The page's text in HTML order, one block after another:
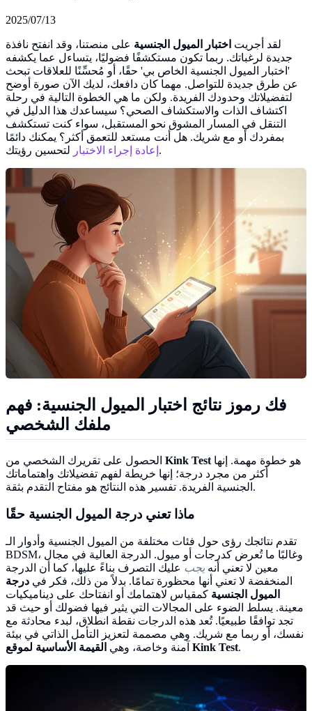
2025/07/13
لقد أجريت اختبار الميول الجنسية على منصتنا، وقد انفتح نافذة
جديدة لرغباتك. ربما تكون مستكشفًا فضوليًا، يتساءل عما يكشفه
'اختبار الميول الجنسية الخاص بي' حقًا، أو مُحسِّنًا للعلاقات تبحث
عن طرق جديدة للتواصل. مهما كان دافعك، لديك الآن صورة أوضح
لتفضيلاتك وحدودك الفريدة. ولكن ما هي الخطوة التالية في رحلة
اكتشاف الذات والاستكشاف الصحي؟ سيساعدك هذا الدليل في
التنقل في المسار المشوق نحو المستقبل، سواء كنت تستكشف
بمفردك أو مع شريك. هل أنت مستعد للتعمق أكثر؟ يمكنك دائمًا
إعادة إجراء الاختبار لتحسين رؤيتك.
فك رموز نتائج اختبار الميول الجنسية: فهم
ملفك الشخصي
Kink Test
أكثر من مجرد درجة؛ إنها خريطة لفهم تفضيلاتك واهتماماتك
الجنسية الفريدة. تفسير هذه النتائج هو مفتاح التقدم بثقة.
ماذا تعني درجة الميول الجنسية حقًا
تقدم نتائجك رؤى حول فئات مختلفة من الميول الجنسية وأدوار الـ
BDSM، وغالبًا ما تُعرض كدرجات أو ميول. الدرجة العالية في مجال
معين لا تعني أنه يجب عليك التصرف بناءً عليها، كما أن الدرجة
المنخفضة لا تعني أنها محظورة تمامًا. بدلاً من ذلك، فكر في درجة
الميول الجنسية كمقياس لاهتمامك أو انفتاحك على ديناميكيات
معينة. يسلط الضوء على المجالات التي يثير فيها فضولك أو حيث قد
تجد توافقًا طبيعيًا. تُعد هذه الدرجات نقطة انطلاق، لبدء محادثة مع
نفسك، أو ربما مع شريك. وهي مصممة لتعزيز التأمل الذاتي في بيئة
آمنة وخاصة، وهي القيمة الأساسية لموقع Kink Test.